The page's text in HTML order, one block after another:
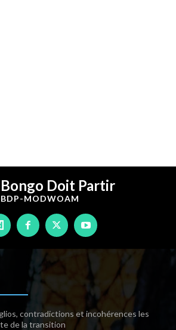
Bongo Doit Partir
BDP-MODWOAM
contradictions et incohérences les
de la transition